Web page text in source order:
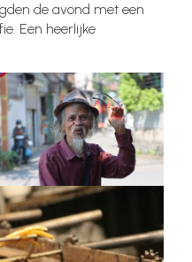
de avond met een
Een heerlijke